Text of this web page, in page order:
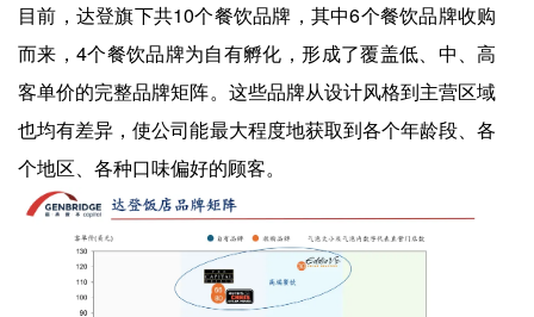
目前，达登旗下共10个餐饮品牌，其中6个餐饮品牌收购
而来，4个餐饮品牌为自有孵化，形成了覆盖低、中、高
客单价的完整品牌矩阵。这些品牌从设计风格到主营区域
也均有差异，使公司能最大程度地获取到各个年龄段、各
个地区、各种口味偏好的顾客。